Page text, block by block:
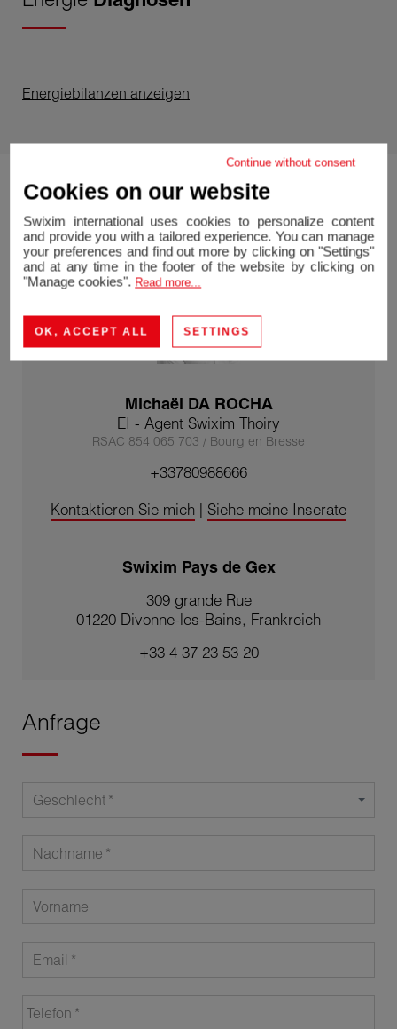
Energiebilanzen anzeigen
Anfrage
Geschlecht
Nachname
Vorname
Email
Telefon
Michaël DA ROCHA
EI - Agent Swixim Thoiry
RSAC 854 065 703 / Bourg en Bresse
+33780988666
Kontaktieren Sie mich | Siehe meine Inserate
Swixim Pays de Gex
309 grande Rue
01220 Divonne-les-Bains, Frankreich
+33 4 37 23 53 20
Continue without consent
Cookies on our website
Swixim international uses cookies to personalize content
and provide you with a tailored experience. You can manage
your preferences and find out more by clicking on "Settings"
and at any time in the footer of the website by clicking on
"Manage cookies". Read more...
OK, ACCEPT ALL SETTINGS